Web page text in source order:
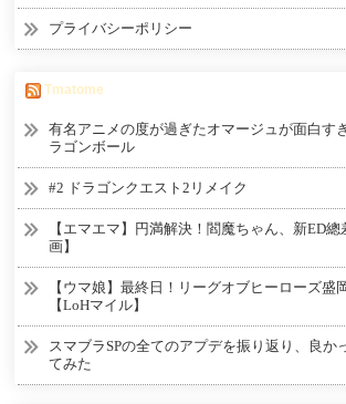
プライバシーポリシー
Tmatome
有名アニメの度が過ぎたオマージュが面白す
ラゴンボール
#2 ドラゴンクエスト2リメイク
【エマエマ】円満解決！閻魔ちゃん、新ED
画】
【ウマ娘】最終日！リーグオブヒーローズ盛
【LoHマイル】
スマブラSPの全てのアプデを振り返り、良か
てみた